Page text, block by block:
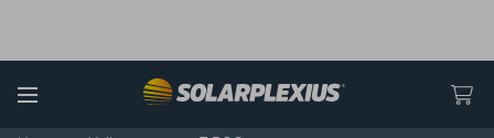
Menu